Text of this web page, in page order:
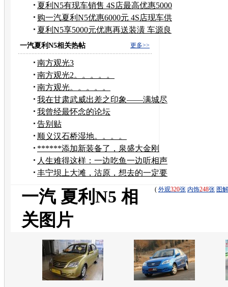
包
夏利N5有现车销售 4S店最高优惠5000
元
购一汽夏利N5优惠6000元 4S店现车供
应
夏利N5享5000元优惠再送装潢 车源良
好
更多>>
一汽夏利N5相关热帖
南方观光3
南方观光2。。。。。
南方观光。。。。。
我在甘肃武威出差之印象——满城尽
是夏利出租车
我曾经最怀念的论坛
告别贴
顺义汉石桥湿地。。。。
******添加新装备了，泉盛大金刚
******
人生难得这样：一边吃鱼一边听相声
丰宁坝上大滩，沽原，想去的一定要
( 外观320张 内饰248张 图解
一汽 夏利N5 相
关图片